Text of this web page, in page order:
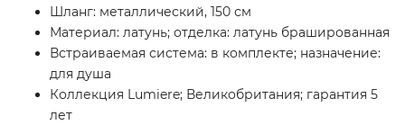
Шланг: металлический, 150 см
Материал: латунь; отделка: латунь брашированная
Встраиваемая система: в комплекте; назначение:
для душа
Коллекция Lumiere; Великобритания; гарантия 5
лет